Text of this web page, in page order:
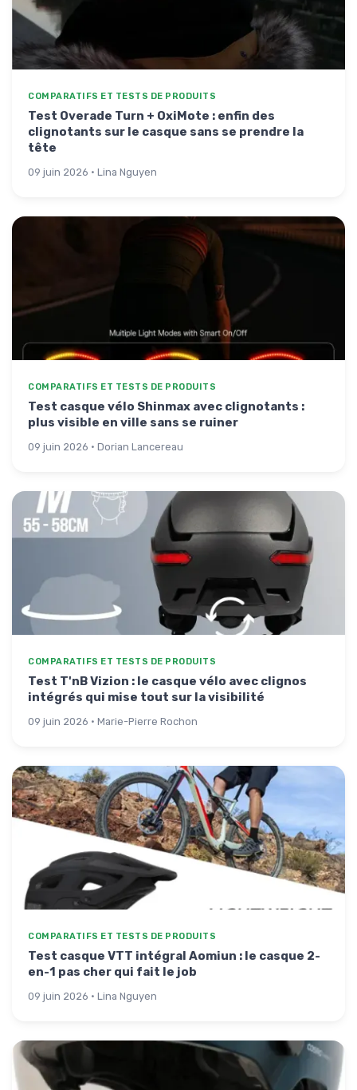
COMPARATIFS ET TESTS DE PRODUITS
Test Overade Turn + OxiMote : enfin des
clignotants sur le casque sans se prendre la
tête
09 juin 2026 · Lina Nguyen
COMPARATIFS ET TESTS DE PRODUITS
Test casque vélo Shinmax avec clignotants :
plus visible en ville sans se ruiner
09 juin 2026 · Dorian Lancereau
COMPARATIFS ET TESTS DE PRODUITS
Test T'nB Vizion : le casque vélo avec clignos
intégrés qui mise tout sur la visibilité
09 juin 2026 · Marie-Pierre Rochon
COMPARATIFS ET TESTS DE PRODUITS
Test casque VTT intégral Aomiun : le casque 2-
en-1 pas cher qui fait le job
09 juin 2026 · Lina Nguyen